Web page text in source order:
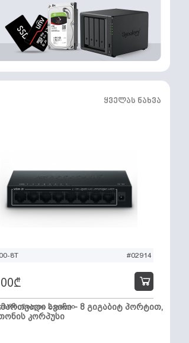
ყველას ნახვა
8T #02914
სვიჩი - 8 გიგაბიტ პორტით,
კორპუსი
₾
2 ცალი